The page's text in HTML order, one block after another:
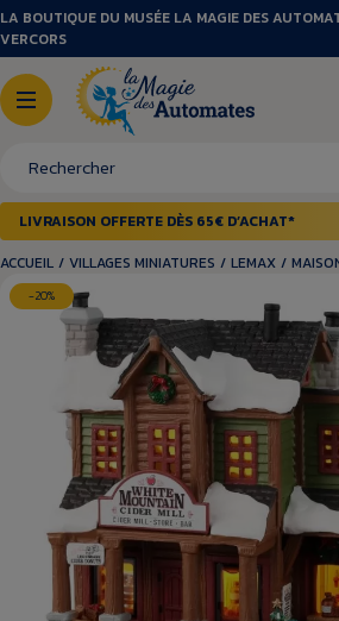
LA BOUTIQUE DU MUSÉE LA MAGIE DES
VERCORS
LIVRAISON OFFERTE DÈS 65€ D’ACHAT*
ACCUEIL / VILLAGES MINIATURES / LEMAX /
-20%